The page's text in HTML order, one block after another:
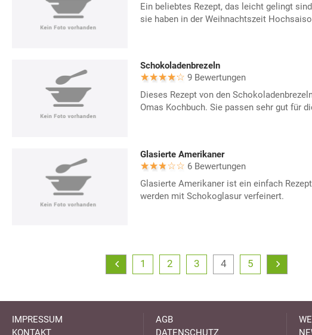
Ein beliebtes Rezept, das leicht gelingt
sie haben in der Weihnachtszeit
Schokoladenbrezeln
9 Bewertungen
Dieses Rezept von den
Omas Kochbuch. Sie passen sehr gut für
Glasierte Amerikaner
6 Bewertungen
Glasierte Amerikaner ist ein einfach
werden mit Schokoglasur verfeinert.
1 2 3 4 5
IMPRESSUM
KONTAKT
AGB
DATENSCHUTZ